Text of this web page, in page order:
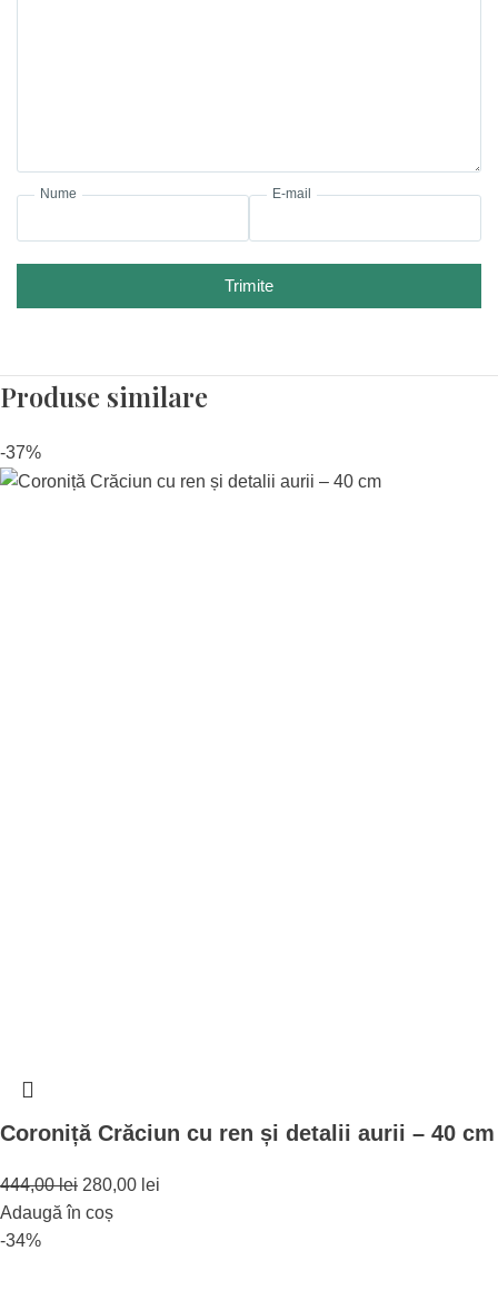
Nume E-mail
Trimite
Produse similare
-37%
Coroniță Crăciun cu ren și detalii aurii – 40 cm
444,00lei 280,00 lei
Adaugă în coș
-34%